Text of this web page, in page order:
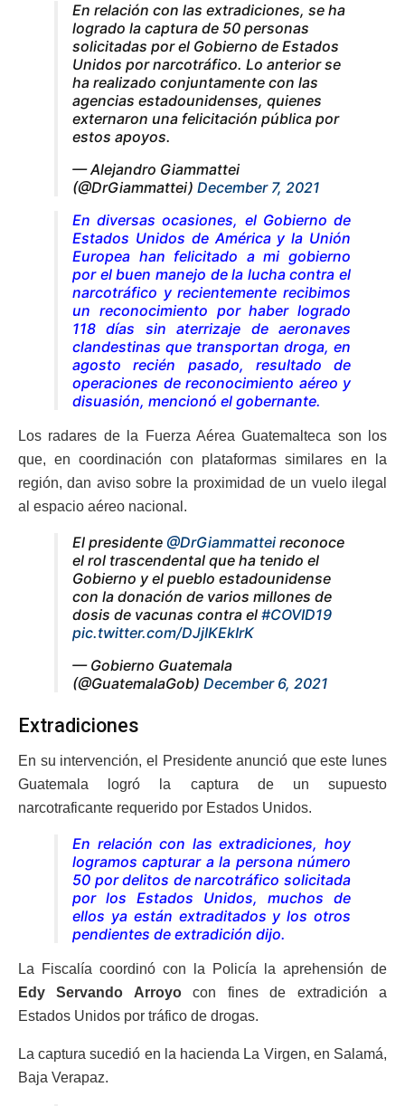
En relación con las extradiciones, se ha
logrado la captura de 50 personas
solicitadas por el Gobierno de Estados
Unidos por narcotráfico. Lo anterior se
ha realizado conjuntamente con las
agencias estadounidenses, quienes
externaron una felicitación pública por
estos apoyos.
— Alejandro Giammattei
(@DrGiammattei) December 7, 2021
En diversas ocasiones, el Gobierno de
Estados Unidos de América y la Unión
Europea han felicitado a mi gobierno
por el buen manejo de la lucha contra el
narcotráfico y recientemente recibimos
un reconocimiento por haber logrado
118 días sin aterrizaje de aeronaves
clandestinas que transportan droga, en
agosto recién pasado, resultado de
operaciones de reconocimiento aéreo y
disuasión, mencionó el gobernante.
Los radares de la Fuerza Aérea Guatemalteca son los
que, en coordinación con plataformas similares en la
región, dan aviso sobre la proximidad de un vuelo ilegal
al espacio aéreo nacional.
El presidente @DrGiammattei reconoce
el rol trascendental que ha tenido el
Gobierno y el pueblo estadounidense
con la donación de varios millones de
dosis de vacunas contra el #COVID19
pic.twitter.com/DJjIKEkIrK
— Gobierno Guatemala
(@GuatemalaGob) December 6, 2021
Extradiciones
En su intervención, el Presidente anunció que este lunes
Guatemala logró la captura de un supuesto
narcotraficante requerido por Estados Unidos.
En relación con las extradiciones, hoy
logramos capturar a la persona número
50 por delitos de narcotráfico solicitada
por los Estados Unidos, muchos de
ellos ya están extraditados y los otros
pendientes de extradición dijo.
La Fiscalía coordinó con la Policía la aprehensión de
Edy Servando Arroyocon fines de extradición a
Estados Unidos por tráfico de drogas.
La captura sucedió en la hacienda La Virgen, en Salamá,
Baja Verapaz.